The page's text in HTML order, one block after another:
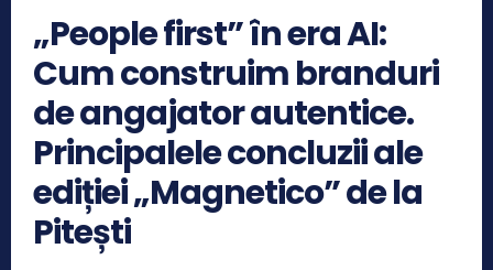
„People first” în era AI:
Cum construim branduri
de angajator autentice.
Principalele concluzii ale
ediției „Magnetico” de la
Pitești